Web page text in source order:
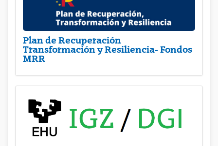
Plan de Recuperación
Transformación y Resiliencia- Fondos
MRR